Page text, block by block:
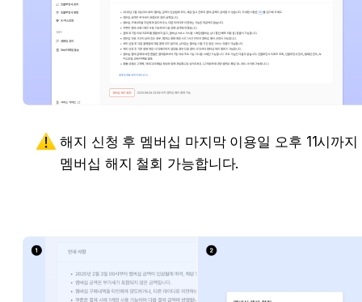
해지 신청 후 멤버십 마지막 이용일 오후 11시까지
멤버십 해지 철회 가능합니다.